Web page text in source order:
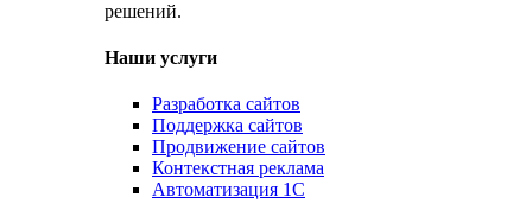
решений.
Наши услуги
Разработка сайтов
Поддержка сайтов
Продвижение сайтов
Контекстная реклама
Автоматизация 1С